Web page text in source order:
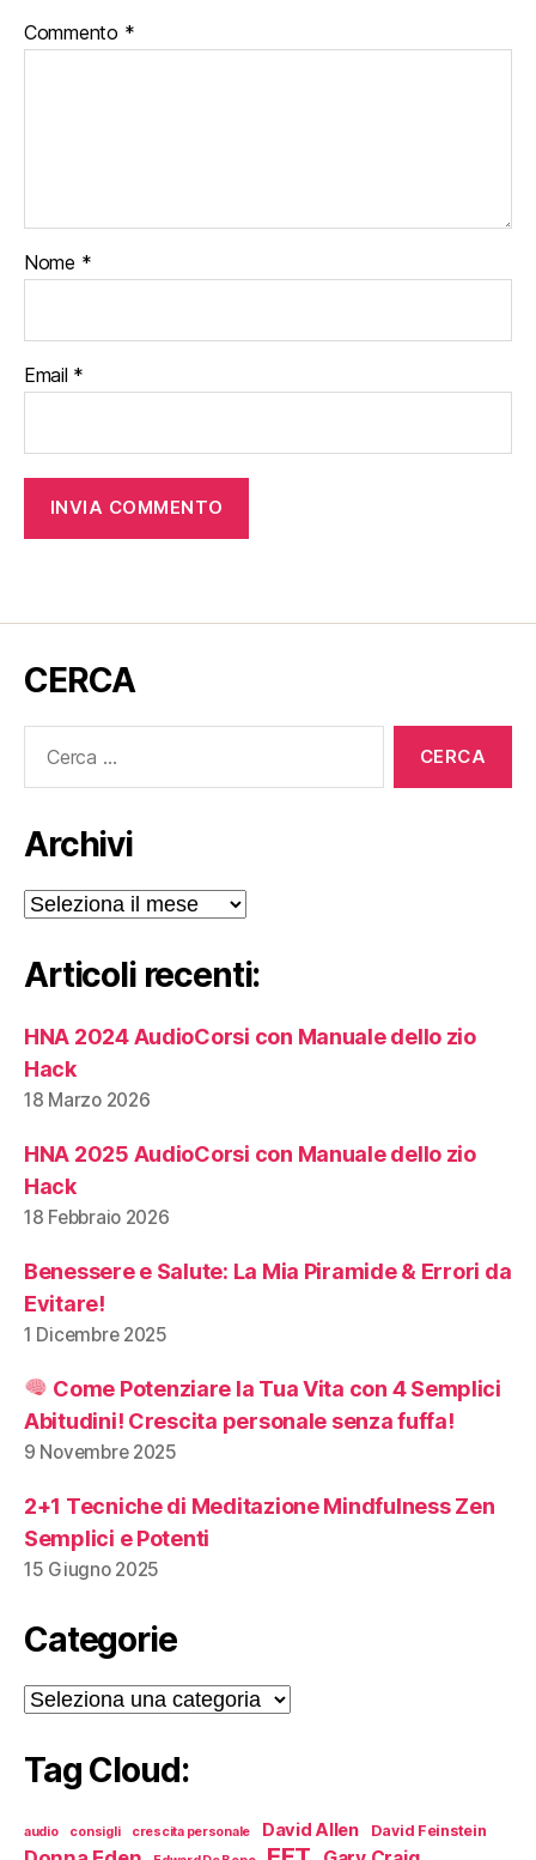
Commento *
Nome *
Email *
CERCA
Archivi
Archivi
Articoli recenti:
HNA 2024 AudioCorsi con Manuale dello zio
Hack
18 Marzo 2026
HNA 2025 AudioCorsi con Manuale dello zio
Hack
18 Febbraio 2026
Benessere e Salute: La Mia Piramide & Errori da
Evitare!
1 Dicembre 2025
Come Potenziare la Tua Vita con 4 Semplici
Abitudini! Crescita personale senza fuffa!
9 Novembre 2025
2+1 Tecniche di Meditazione Mindfulness Zen
Semplici e Potenti
15 Giugno 2025
Categorie
Categorie
Tag Cloud:
audio consigli crescita personale David Allen David Feinstein